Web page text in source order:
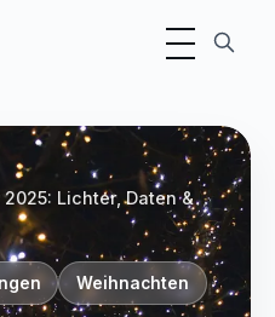
Navigation
Lichter, Daten &
Weihnachten